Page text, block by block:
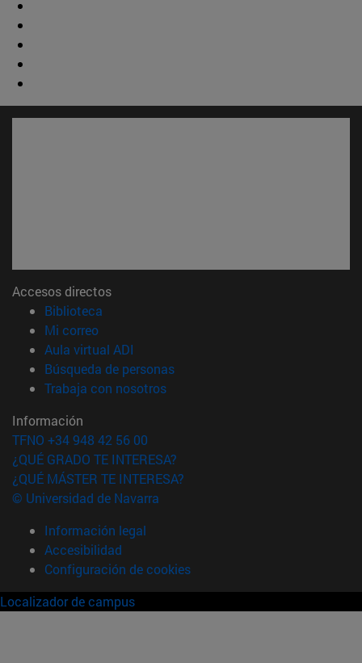
Accesos directos
Biblioteca
Mi correo(abre en nueva ventana)
Aula virtual ADI
Búsqueda de personas(abre en nueva ventana)
Trabaja con nosotros(abre en nueva ventana)
Información
TFNO +34 948 42 56 00
¿QUÉ GRADO TE INTERESA?
¿QUÉ MÁSTER TE INTERESA?
© Universidad de Navarra
Información legal
Accesibilidad
Configuración de cookies
Localizador de campus